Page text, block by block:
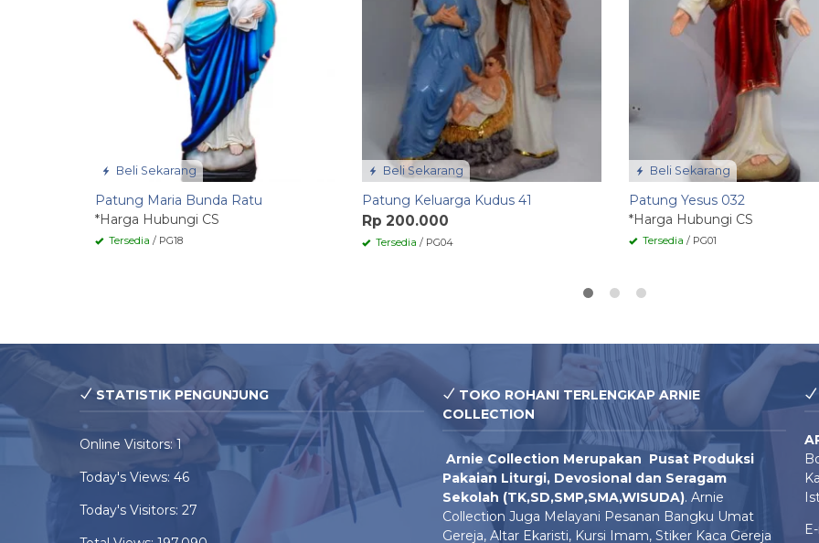
Beli Sekarang
Patung Maria Bunda Ratu
*Harga Hubungi CS
Tersedia / PG18
Beli Sekarang
Patung Keluarga Kudus 41
Rp 200.000
Tersedia / PG04
Beli Sekarang
Patung Yesus 032
*Harga Hubungi CS
Tersedia / PG01
STATISTIK PENGUNJUNG
Online Visitors:1
Today's Views: 46
Today's Visitors: 27
TOKO ROHANI TERLENGKAP ARNIE
COLLECTION
Arnie Collection Merupakan Pusat Produksi
Pakaian Liturgi, Devosional dan Seragam
Sekolah (TK,SD,SMP,SMA,WISUDA). Arnie
Collection Juga Melayani Pesanan Bangku Umat
Gereja, Altar Ekaristi, Kursi Imam, Stiker Kaca Gereja